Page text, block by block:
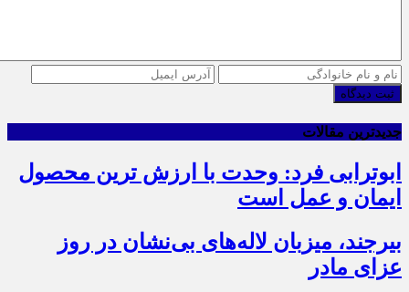
ثبت دیدگاه
جدیدترین مقالات
ابوترابی فرد: وحدت با ارزش ترین محصول
ایمان و عمل است
بیرجند، میزبان لاله‌های بی‌نشان در روز
عزای مادر